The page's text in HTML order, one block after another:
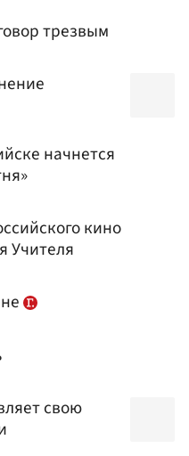
трезвым
начнется
кино
Учителя
свою